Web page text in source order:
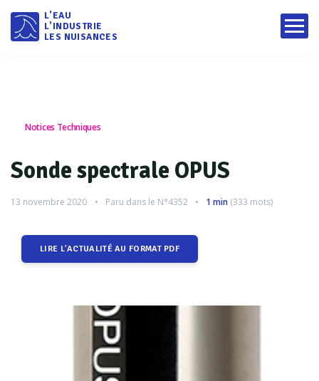
L'EAU
L'INDUSTRIE
LES NUISANCES
Notices Techniques
Sonde spectrale OPUS
13 novembre 2020 Paru dans le N°4352 1 min (333 mots)
LIRE L'ACTUALITÉ AU FORMAT PDF